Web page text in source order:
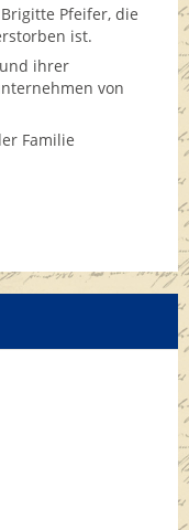
Pfeifer, die
ist.
ihrer
von
Familie